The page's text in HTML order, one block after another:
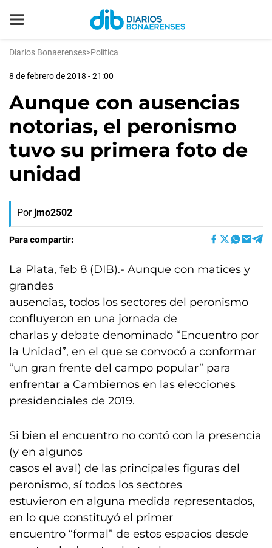
Diarios Bonaerenses>Política
8 de febrero de 2018 - 21:00
Aunque con ausencias
notorias, el peronismo
tuvo su primera foto de
unidad
Por jmo2502
Para compartir:
La Plata, feb 8 (DIB).- Aunque con matices y
grandes
ausencias, todos los sectores del peronismo
confluyeron en una jornada de
charlas y debate denominado “Encuentro por
la Unidad”, en el que se convocó a conformar
“un gran frente del campo popular” para
enfrentar a Cambiemos en las elecciones
presidenciales de 2019.
Si bien el encuentro no contó con la presencia
(y en algunos
casos el aval) de las principales figuras del
peronismo, sí todos los sectores
estuvieron en alguna medida representados,
en lo que constituyó el primer
encuentro “formal” de estos espacios desde